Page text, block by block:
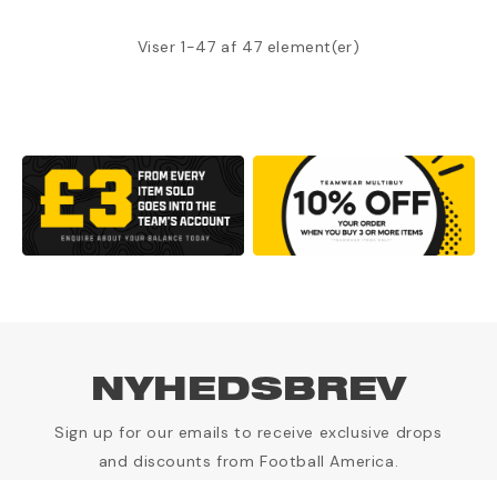
Viser 1-47 af 47 element(er)
NYHEDSBREV
Sign up for our emails to receive exclusive drops
and discounts from Football America.